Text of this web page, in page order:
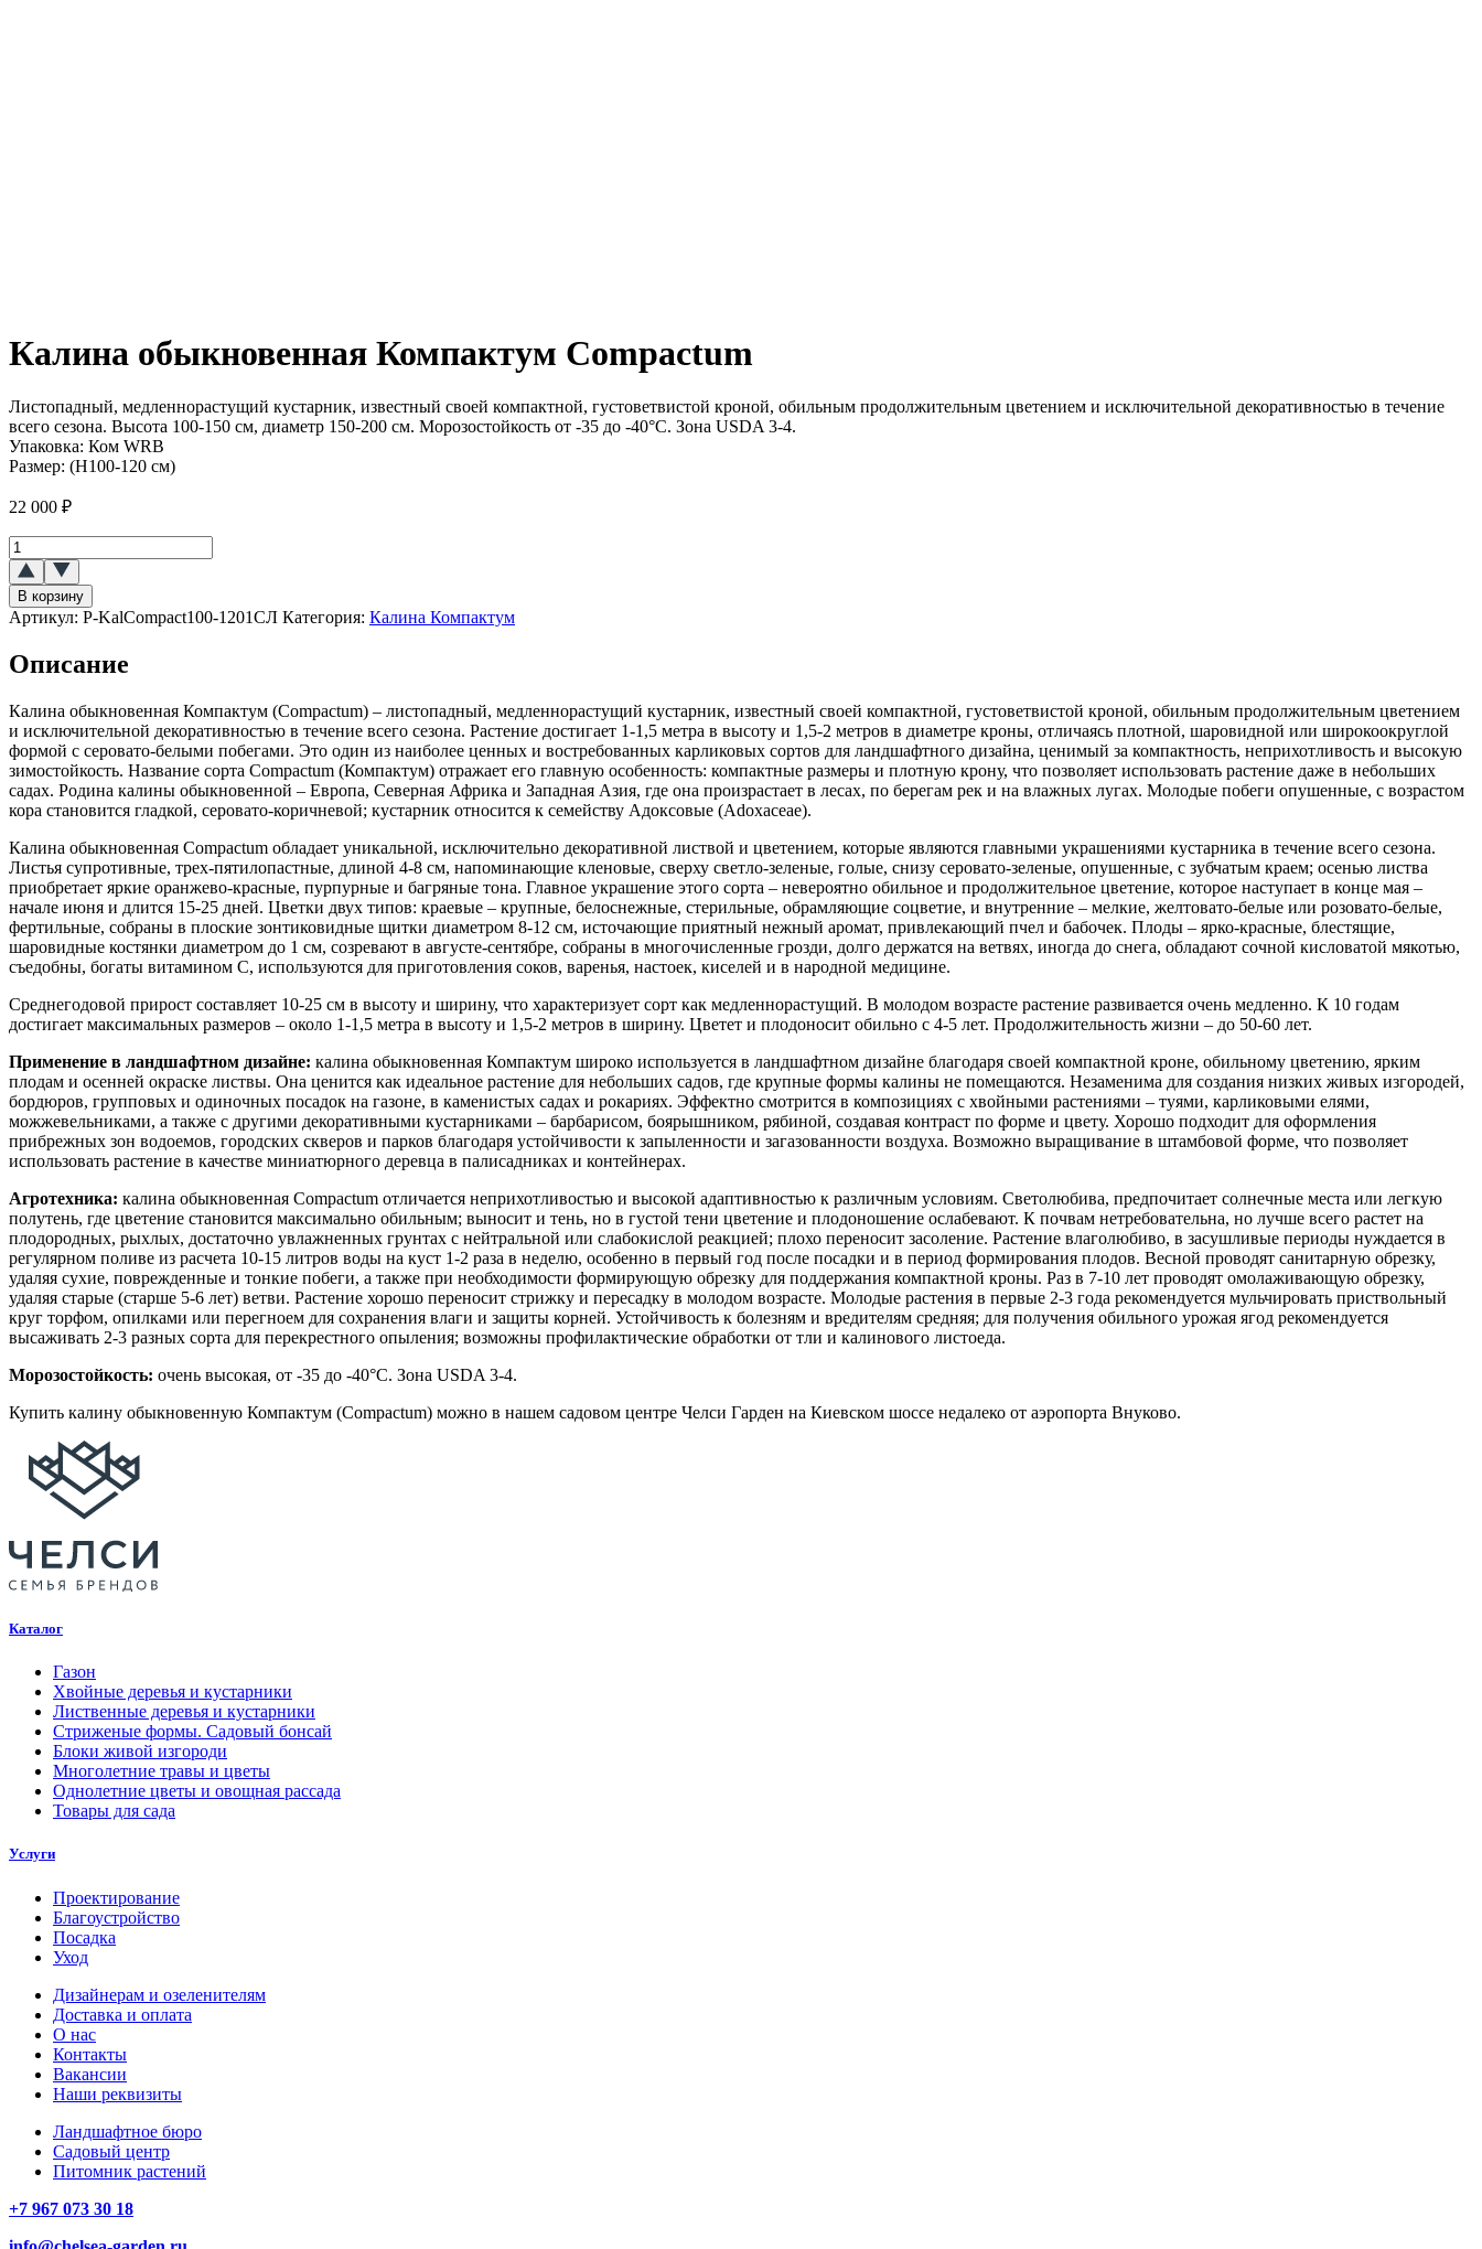
Калина обыкновенная Компактум Compactum
Листопадный, медленнорастущий кустарник, известный своей компактной, густоветвистой кроной, обильным продолжительным цветением и исключительной декоративностью в течение
всего сезона. Высота 100-150 см, диаметр 150-200 см. Морозостойкость от -35 до -40°C. Зона USDA 3-4.
Упаковка: Ком WRB
Размер: (H100-120 см)
22 000 ₽
Количество
товара
Калина
обыкновенная
Компактум
В корзину
Артикул: P-KalCompact100-1201СЛ Категория: Калина Компактум
Описание
Калина обыкновенная Компактум (Compactum) – листопадный, медленнорастущий кустарник, известный своей компактной, густоветвистой кроной, обильным продолжительным цветением
и исключительной декоративностью в течение всего сезона. Растение достигает 1-1,5 метра в высоту и 1,5-2 метров в диаметре кроны, отличаясь плотной, шаровидной или широкоокруглой
формой с серовато-белыми побегами. Это один из наиболее ценных и востребованных карликовых сортов для ландшафтного дизайна, ценимый за компактность, неприхотливость и высокую
зимостойкость. Название сорта Compactum (Компактум) отражает его главную особенность: компактные размеры и плотную крону, что позволяет использовать растение даже в небольших
садах. Родина калины обыкновенной – Европа, Северная Африка и Западная Азия, где она произрастает в лесах, по берегам рек и на влажных лугах. Молодые побеги опушенные, с возрастом
кора становится гладкой, серовато-коричневой; кустарник относится к семейству Адоксовые (Adoxaceae).
Калина обыкновенная Compactum обладает уникальной, исключительно декоративной листвой и цветением, которые являются главными украшениями кустарника в течение всего сезона.
Листья супротивные, трех-пятилопастные, длиной 4-8 см, напоминающие кленовые, сверху светло-зеленые, голые, снизу серовато-зеленые, опушенные, с зубчатым краем; осенью листва
приобретает яркие оранжево-красные, пурпурные и багряные тона. Главное украшение этого сорта – невероятно обильное и продолжительное цветение, которое наступает в конце мая –
начале июня и длится 15-25 дней. Цветки двух типов: краевые – крупные, белоснежные, стерильные, обрамляющие соцветие, и внутренние – мелкие, желтовато-белые или розовато-белые,
фертильные, собраны в плоские зонтиковидные щитки диаметром 8-12 см, источающие приятный нежный аромат, привлекающий пчел и бабочек. Плоды – ярко-красные, блестящие,
шаровидные костянки диаметром до 1 см, созревают в августе-сентябре, собраны в многочисленные грозди, долго держатся на ветвях, иногда до снега, обладают сочной кисловатой мякотью,
съедобны, богаты витамином C, используются для приготовления соков, варенья, настоек, киселей и в народной медицине.
Среднегодовой прирост составляет 10-25 см в высоту и ширину, что характеризует сорт как медленнорастущий. В молодом возрасте растение развивается очень медленно. К 10 годам
достигает максимальных размеров – около 1-1,5 метра в высоту и 1,5-2 метров в ширину. Цветет и плодоносит обильно с 4-5 лет. Продолжительность жизни – до 50-60 лет.
Применение в ландшафтном дизайне: калина обыкновенная Компактум широко используется в ландшафтном дизайне благодаря своей компактной кроне, обильному цветению, ярким
плодам и осенней окраске листвы. Она ценится как идеальное растение для небольших садов, где крупные формы калины не помещаются. Незаменима для создания низких живых изгородей,
бордюров, групповых и одиночных посадок на газоне, в каменистых садах и рокариях. Эффектно смотрится в композициях с хвойными растениями – туями, карликовыми елями,
можжевельниками, а также с другими декоративными кустарниками – барбарисом, боярышником, рябиной, создавая контраст по форме и цвету. Хорошо подходит для оформления
прибрежных зон водоемов, городских скверов и парков благодаря устойчивости к запыленности и загазованности воздуха. Возможно выращивание в штамбовой форме, что позволяет
использовать растение в качестве миниатюрного деревца в палисадниках и контейнерах.
Агротехника: калина обыкновенная Compactum отличается неприхотливостью и высокой адаптивностью к различным условиям. Светолюбива, предпочитает солнечные места или легкую
полутень, где цветение становится максимально обильным; выносит и тень, но в густой тени цветение и плодоношение ослабевают. К почвам нетребовательна, но лучше всего растет на
плодородных, рыхлых, достаточно увлажненных грунтах с нейтральной или слабокислой реакцией; плохо переносит засоление. Растение влаголюбиво, в засушливые периоды нуждается в
регулярном поливе из расчета 10-15 литров воды на куст 1-2 раза в неделю, особенно в первый год после посадки и в период формирования плодов. Весной проводят санитарную обрезку,
удаляя сухие, поврежденные и тонкие побеги, а также при необходимости формирующую обрезку для поддержания компактной кроны. Раз в 7-10 лет проводят омолаживающую обрезку,
удаляя старые (старше 5-6 лет) ветви. Растение хорошо переносит стрижку и пересадку в молодом возрасте. Молодые растения в первые 2-3 года рекомендуется мульчировать приствольный
круг торфом, опилками или перегноем для сохранения влаги и защиты корней. Устойчивость к болезням и вредителям средняя; для получения обильного урожая ягод рекомендуется
высаживать 2-3 разных сорта для перекрестного опыления; возможны профилактические обработки от тли и калинового листоеда.
Морозостойкость: очень высокая, от -35 до -40°C. Зона USDA 3-4.
Купить калину обыкновенную Компактум (Compactum) можно в нашем садовом центре Челси Гарден на Киевском шоссе недалеко от аэропорта Внуково.
Каталог
Газон
Хвойные деревья и кустарники
Лиственные деревья и кустарники
Стриженые формы. Садовый бонсай
Блоки живой изгороди
Многолетние травы и цветы
Однолетние цветы и овощная рассада
Товары для сада
Услуги
Проектирование
Благоустройство
Посадка
Уход
Дизайнерам и озеленителям
Доставка и оплата
О нас
Контакты
Вакансии
Наши реквизиты
Ландшафтное бюро
Садовый центр
Питомник растений
+7 967 073 30 18